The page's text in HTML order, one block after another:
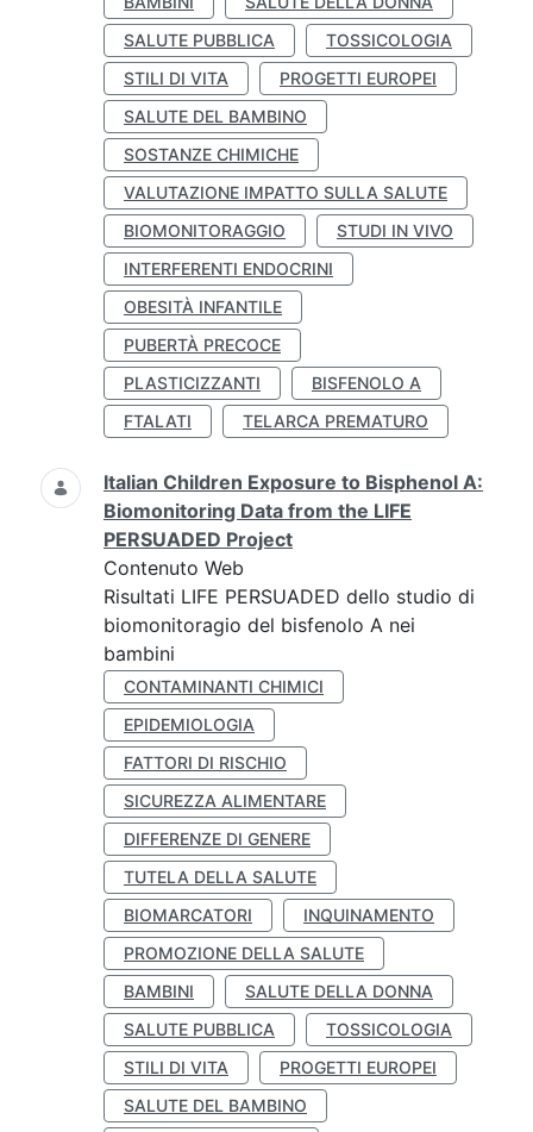
SALUTE PUBBLICA
TOSSICOLOGIA
STILI DI VITA
PROGETTI EUROPEI
SALUTE DEL BAMBINO
SOSTANZE CHIMICHE
VALUTAZIONE IMPATTO SULLA SALUTE
BIOMONITORAGGIO
STUDI IN VIVO
INTERFERENTI ENDOCRINI
OBESITÀ INFANTILE
PUBERTÀ PRECOCE
PLASTICIZZANTI
BISFENOLO A
FTALATI
TELARCA PREMATURO
Italian Children Exposure to Bisphenol A:
Biomonitoring Data from the LIFE
PERSUADED Project
Contenuto Web
Risultati LIFE PERSUADED dello studio di
biomonitoragio del bisfenolo A nei
bambini
CONTAMINANTI CHIMICI
EPIDEMIOLOGIA
FATTORI DI RISCHIO
SICUREZZA ALIMENTARE
DIFFERENZE DI GENERE
TUTELA DELLA SALUTE
BIOMARCATORI
INQUINAMENTO
PROMOZIONE DELLA SALUTE
BAMBINI
SALUTE DELLA DONNA
SALUTE PUBBLICA
TOSSICOLOGIA
STILI DI VITA
PROGETTI EUROPEI
SALUTE DEL BAMBINO